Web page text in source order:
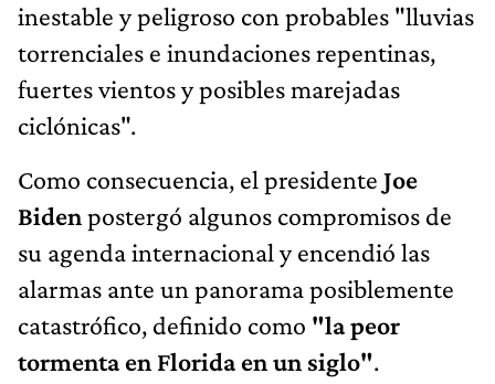
inestable y peligroso con probables "lluvias
torrenciales e inundaciones repentinas,
fuertes vientos y posibles marejadas
ciclónicas".
Como consecuencia, el presidente Joe
Bidenpostergó algunos compromisos de
su agenda internacional y encendió las
alarmas ante un panorama posiblemente
catastrófico, definido como "la peor
tormenta en Florida en un siglo".